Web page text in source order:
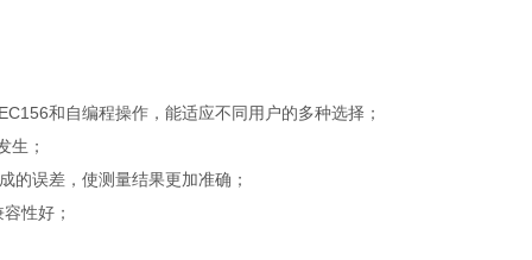
和自编程操作，能适应不同用户的多种选择；
生；
的误差，使测量结果更加准确；
性好；